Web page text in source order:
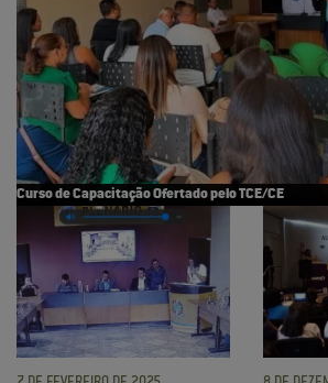
Curso de Capacitação Ofertado pelo TCE/CE